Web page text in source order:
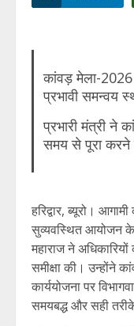
कांवड़ मेला-2026
प्रभावी समन्वय
प्रभारी मंत्री ने
समय से पूरा करने
हरिद्वार, ब्यूरो।
सुव्यवस्थित आयोजन के
महाराज ने
समीक्षा की। उन्होंने
कार्ययोजना पर
समयबद्ध और सही